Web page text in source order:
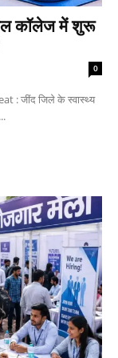
कॉलेज में शुरू
0
: जींद जिले के स्वास्थ्य